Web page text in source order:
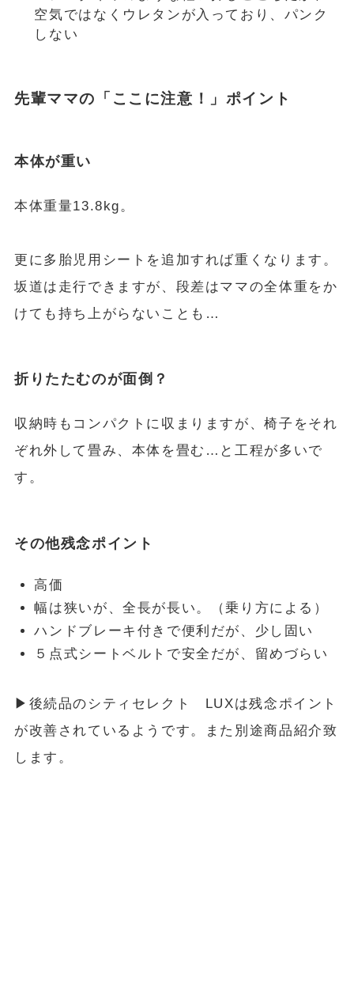
空気ではなくウレタンが入っており、パンク
しない
先輩ママの「ここに注意！」ポイント
本体が重い
本体重量13.8kg。
更に多胎児用シートを追加すれば重くなります。
坂道は走行できますが、段差はママの全体重をか
けても持ち上がらないことも…
折りたたむのが面倒？
収納時もコンパクトに収まりますが、椅子をそれ
ぞれ外して畳み、本体を畳む…と工程が多いで
す。
その他残念ポイント
高価
幅は狭いが、全長が長い。（乗り方による）
ハンドブレーキ付きで便利だが、少し固い
５点式シートベルトで安全だが、留めづらい
▶︎後続品のシティセレクト LUXは残念ポイント
が改善されているようです。また別途商品紹介致
します。